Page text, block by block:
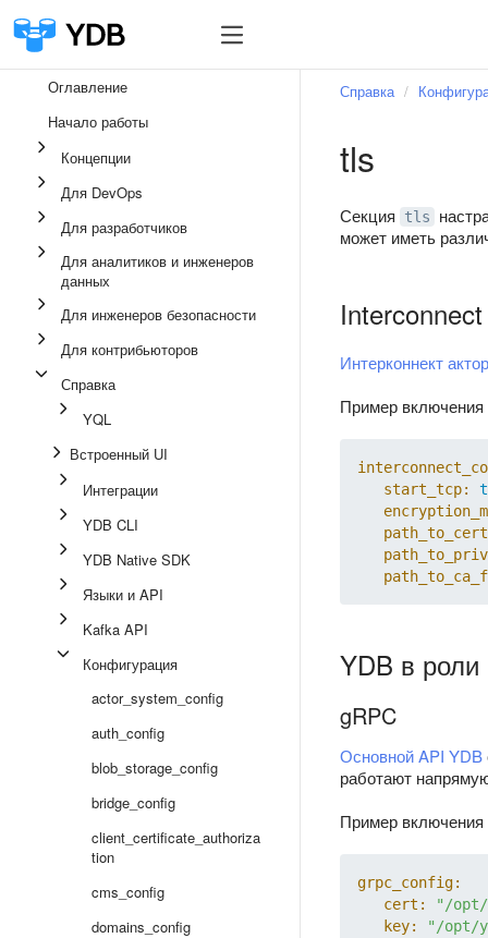
Оглавление
Начало работы
Концепции
Для DevOps
Для разработчиков
Для аналитиков и инженеров
данных
Для инженеров безопасности
Для контрибьюторов
Справка
YQL
Встроенный UI
Интеграции
YDB CLI
YDB Native SDK
Языки и API
Kafka API
Конфигурация
actor_system_config
auth_config
blob_storage_config
bridge_config
client_certificate_authoriza
tion
cms_config
domains_config
Справка
tls
Секция tls
может иметь
Interconnect
Интерконнект
Пример включения
start_tcp:
YDB в роли
gRPC
Основной API YDB
работают
Пример
grpc_config:
cert:
"/
key:
"/opt/